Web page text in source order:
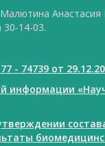
30-14-03.
- 74739 от
информации